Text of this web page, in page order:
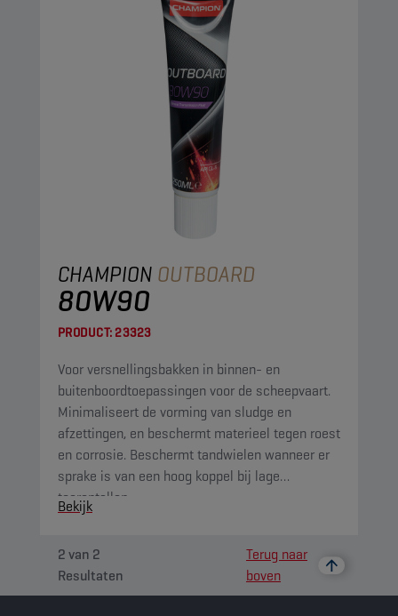
CHAMPION OUTBOARD
80W90
PRODUCT:23323
Voor versnellingsbakken in binnen- en
buitenboordtoepassingen voor de scheepvaart.
Minimaliseert de vorming van sludge en
afzettingen, en beschermt materieel tegen roest
en corrosie. Beschermt tandwielen wanneer er
sprake is van een hoog koppel bij lage
toerentallen.
Bekijk
2van 2
Resultaten
Terug naar
boven